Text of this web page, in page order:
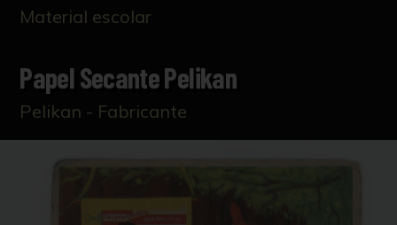
Material escolar
Papel Secante Pelikan
Pelikan - Fabricante